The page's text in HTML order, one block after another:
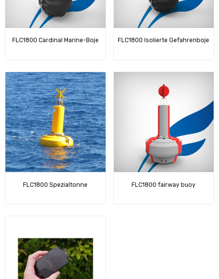
FLC1800 Cardinal Marine-Boje FLC1800 Isolierte Gefahrenboje
FLC1800 Spezialtonne FLC1800 fairway buoy